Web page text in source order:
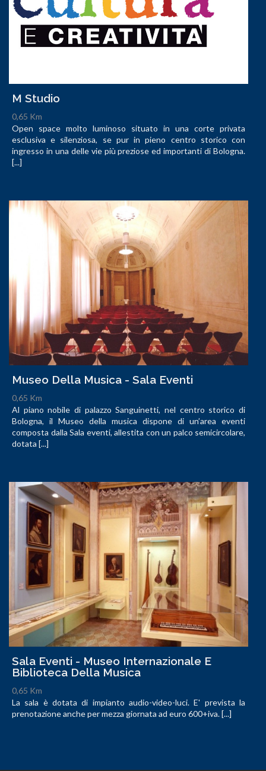
M Studio
0,65 Km
Open space molto luminoso situato in una corte privata
esclusiva e silenziosa, se pur in pieno centro storico con
ingresso in una delle vie più preziose ed importanti di Bologna.
[...]
Museo Della Musica - Sala Eventi
0,65 Km
Al piano nobile di palazzo Sanguinetti, nel centro storico di
Bologna, il Museo della musica dispone di un’area eventi
composta dalla Sala eventi, allestita con un palco semicircolare,
dotata [...]
Sala Eventi - Museo Internazionale E
Biblioteca Della Musica
0,65 Km
La sala è dotata di impianto audio-video-luci. E' prevista la
prenotazione anche per mezza giornata ad euro 600+iva. [...]